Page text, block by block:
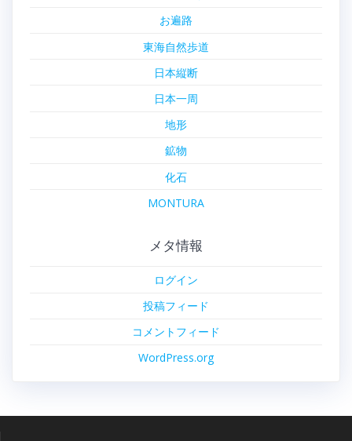
お遍路
東海自然歩道
日本縦断
日本一周
地形
鉱物
化石
MONTURA
メタ情報
ログイン
投稿フィード
コメントフィード
WordPress.org